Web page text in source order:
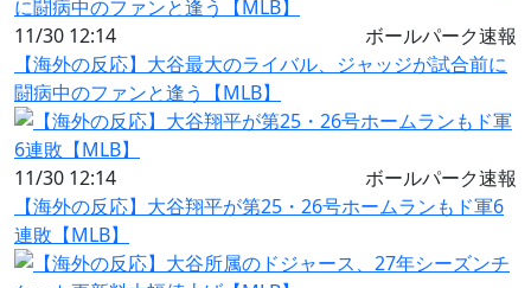
11/30 12:14
ボールパーク速報
【海外の反応】大谷最大のライバル、ジャッジが試合前に
闘病中のファンと逢う【MLB】
11/30 12:14
ボールパーク速報
【海外の反応】大谷翔平が第25・26号ホームランもド軍6
連敗【MLB】